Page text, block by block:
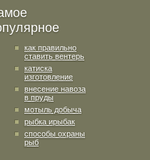
как правильно
ставить вентерь
катиска
изготовление
внесение навоза
в пруды
мотыль добыча
рыбка ирыбак
способы охраны
рыб